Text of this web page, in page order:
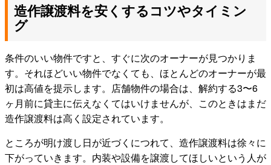
造作譲渡料を安くするコツやタイミン
グ
条件のいい物件ですと、すぐに次のオーナーが見つかりま
す。それほどいい物件でなくても、ほとんどのオーナーが最
初は高値を提示します。店舗物件の場合は、解約する3〜6
ヶ月前に貸主に伝えなくてはいけませんが、このときはまだ
造作譲渡料は高く設定されています。
ところが明け渡し日が近づくにつれて、造作譲渡料は徐々に
下がっていきます。内装や設備を譲渡してほしいという人が